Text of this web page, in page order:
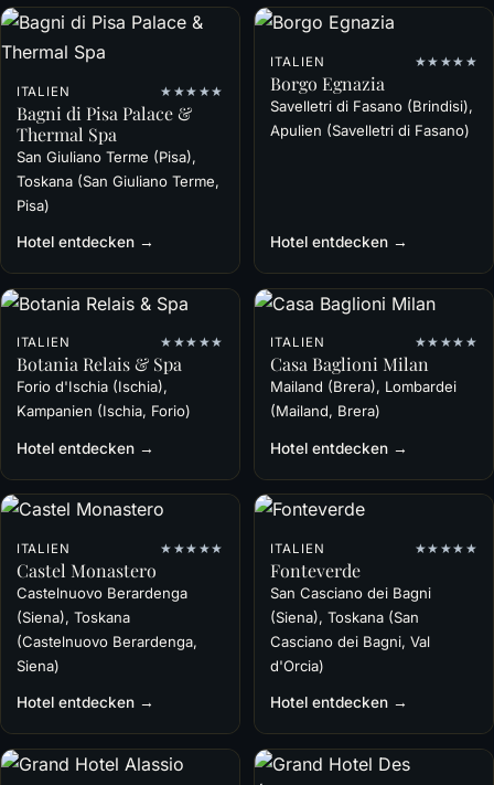
ITALIEN ★★★★★
Bagni di Pisa Palace &
Thermal Spa
San Giuliano Terme (Pisa),
Toskana (San Giuliano Terme,
Pisa)
Hotel entdecken →
ITALIEN ★★★★★
Borgo Egnazia
Savelletri di Fasano (Brindisi),
Apulien (Savelletri di Fasano)
Hotel entdecken →
ITALIEN ★★★★★
Botania Relais & Spa
Forio d'Ischia (Ischia),
Kampanien (Ischia, Forio)
Hotel entdecken →
ITALIEN ★★★★★
Casa Baglioni Milan
Mailand (Brera), Lombardei
(Mailand, Brera)
Hotel entdecken →
ITALIEN ★★★★★
Castel Monastero
Castelnuovo Berardenga
(Siena), Toskana
(Castelnuovo Berardenga,
Siena)
Hotel entdecken →
ITALIEN ★★★★★
Fonteverde
San Casciano dei Bagni
(Siena), Toskana (San
Casciano dei Bagni, Val
d'Orcia)
Hotel entdecken →